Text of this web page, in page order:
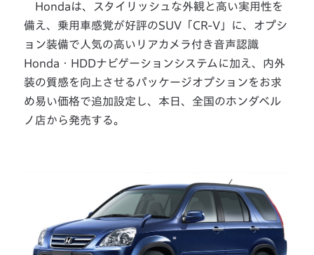
Hondaは、スタイリッシュな外観と高い実用性を
備え、乗用車感覚が好評のSUV「CR-V」に、オプシ
ョン装備で人気の高いリアカメラ付き音声認識
Honda・HDDナビゲーションシステムに加え、内外
装の質感を向上させるパッケージオプションをお求
め易い価格で追加設定し、本日、全国のホンダベル
ノ店から発売する。